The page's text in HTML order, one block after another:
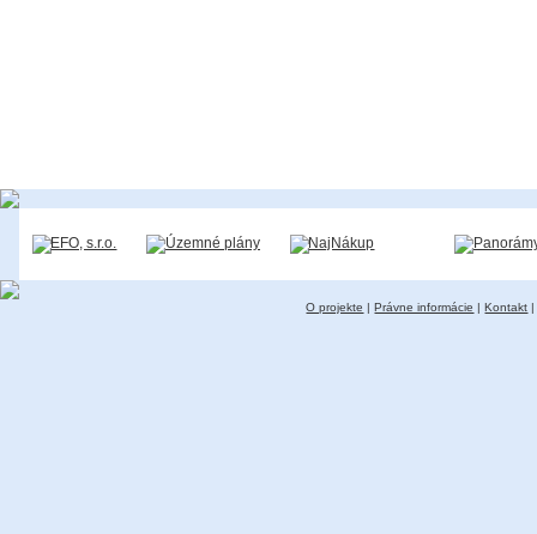
O projekte |Právne informácie |Kontakt